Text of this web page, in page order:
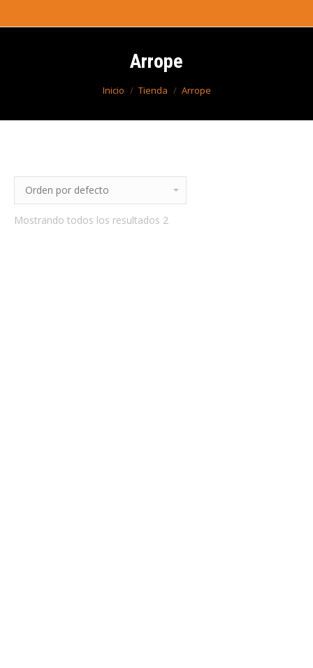
Arrope
Estás aquí:
Inicio Tienda Arrope
Mostrando todos los resultados 2